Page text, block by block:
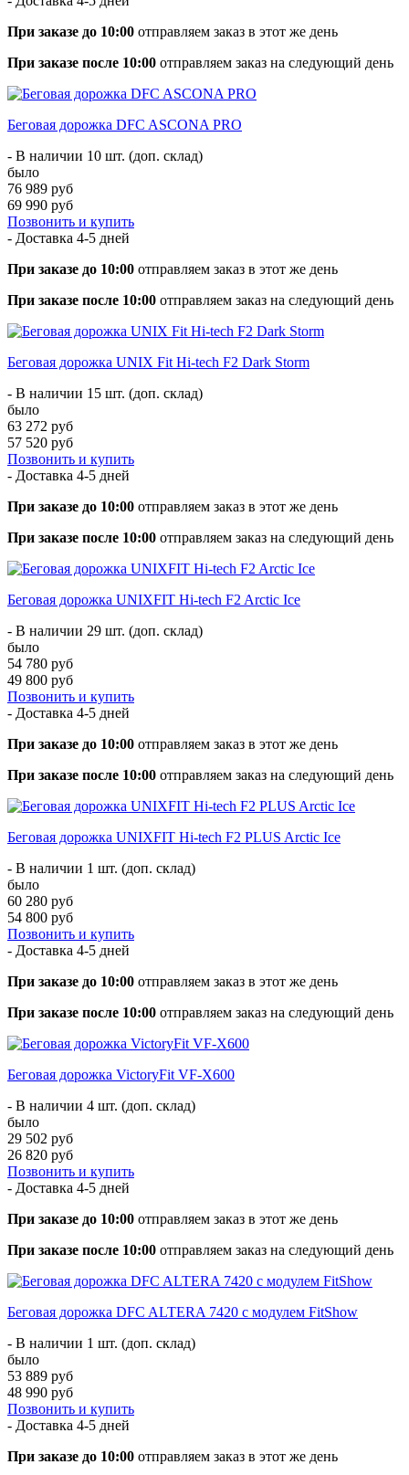
При заказе до 10:00 отправляем заказ в этот же день
При заказе после 10:00 отправляем заказ на следующий день
Беговая дорожка DFC ASCONA PRO
- В наличии 10 шт. (доп. склад)
было
76 989 руб
69 990 руб
Позвонить и купить
- Доставка 4-5 дней
При заказе до 10:00 отправляем заказ в этот же день
При заказе после 10:00 отправляем заказ на следующий день
Беговая дорожка UNIX Fit Hi-tech F2 Dark Storm
- В наличии 15 шт. (доп. склад)
было
63 272 руб
57 520 руб
Позвонить и купить
- Доставка 4-5 дней
При заказе до 10:00 отправляем заказ в этот же день
При заказе после 10:00 отправляем заказ на следующий день
Беговая дорожка UNIXFIT Hi-tech F2 Arctic Ice
- В наличии 29 шт. (доп. склад)
было
54 780 руб
49 800 руб
Позвонить и купить
- Доставка 4-5 дней
При заказе до 10:00 отправляем заказ в этот же день
При заказе после 10:00 отправляем заказ на следующий день
Беговая дорожка UNIXFIT Hi-tech F2 PLUS Arctic Ice
- В наличии 1 шт. (доп. склад)
было
60 280 руб
54 800 руб
Позвонить и купить
- Доставка 4-5 дней
При заказе до 10:00 отправляем заказ в этот же день
При заказе после 10:00 отправляем заказ на следующий день
Беговая дорожка VictoryFit VF-X600
- В наличии 4 шт. (доп. склад)
было
29 502 руб
26 820 руб
Позвонить и купить
- Доставка 4-5 дней
При заказе до 10:00 отправляем заказ в этот же день
При заказе после 10:00 отправляем заказ на следующий день
Беговая дорожка DFC ALTERA 7420 с модулем FitShow
- В наличии 1 шт. (доп. склад)
было
53 889 руб
48 990 руб
Позвонить и купить
- Доставка 4-5 дней
При заказе до 10:00 отправляем заказ в этот же день